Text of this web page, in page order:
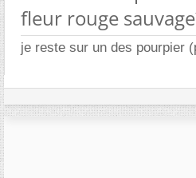
fleur rouge
je reste sur un des pourpier